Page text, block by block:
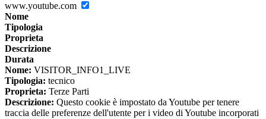
www.youtube.com
Nome
Tipologia
Proprieta
Descrizione
Durata
Nome: VISITOR_INFO1_LIVE
Tipologia: tecnico
Proprieta: Terze Parti
Descrizione: Questo cookie è impostato da Youtube per tenere
traccia delle preferenze dell'utente per i video di Youtube incorporati